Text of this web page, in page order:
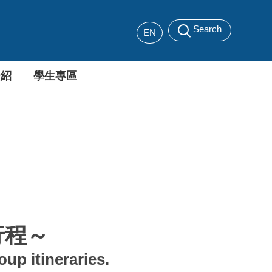
EN Search
學生專區
～
itineraries.